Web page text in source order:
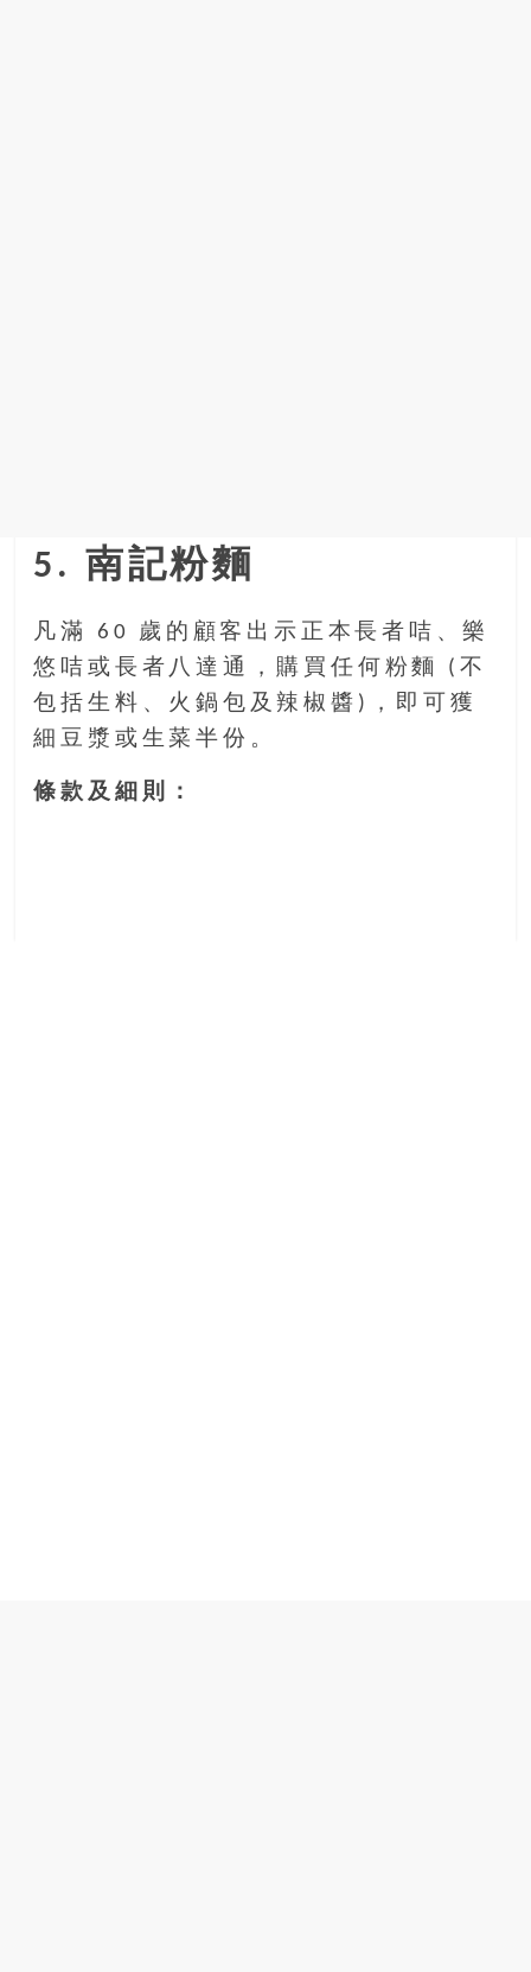
5. 南記粉麵
凡滿 60 歲的顧客出示正本長者咭、樂
悠咭或長者八達通，購買任何粉麵 (不
包括生料、火鍋包及辣椒醬)，即可獲
細豆漿或生菜半份。
條款及細則：